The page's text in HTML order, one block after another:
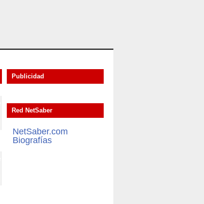
Publicidad
Red NetSaber
NetSaber.com
Biografías